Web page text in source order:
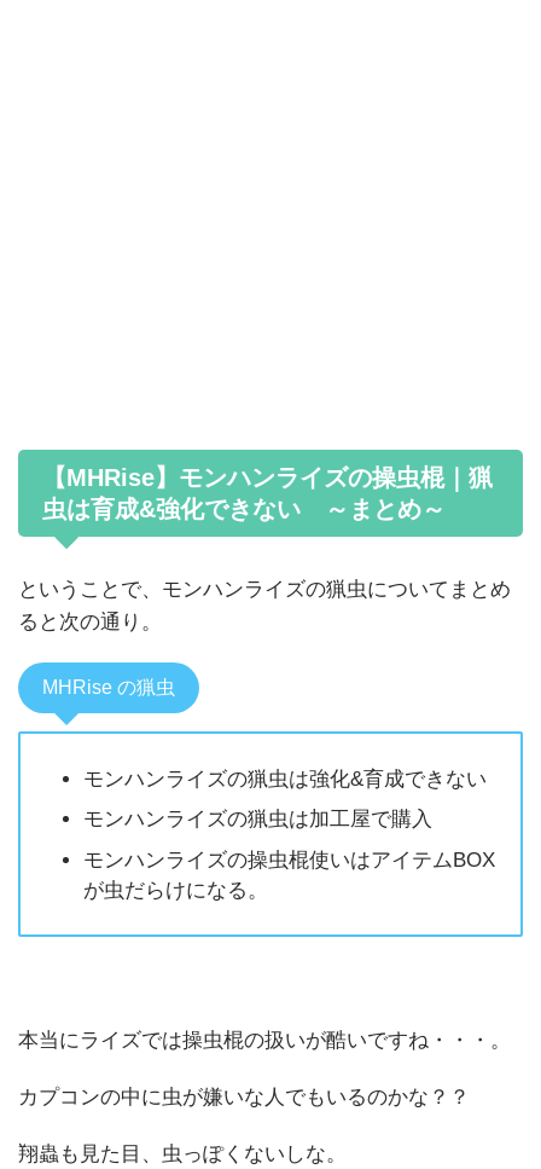
【MHRise】モンハンライズの操虫棍｜猟
虫は育成&強化できない ～まとめ～
ということで、モンハンライズの猟虫についてまとめ
ると次の通り。
MHRise の猟虫
モンハンライズの猟虫は強化&育成できない
モンハンライズの猟虫は加工屋で購入
モンハンライズの操虫棍使いはアイテムBOX
が虫だらけになる。
本当にライズでは操虫棍の扱いが酷いですね・・・。
カプコンの中に虫が嫌いな人でもいるのかな？？
翔蟲も見た目、虫っぽくないしな。